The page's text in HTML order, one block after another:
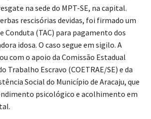
na sede do MPT-SE, na capital.
rescisórias devidas, foi firmado um
Conduta (TAC) para pagamento dos
idosa. O caso segue em sigilo. A
com o apoio da Comissão Estadual
Trabalho Escravo (COETRAE/SE) e da
Social do Município de Aracaju, que
psicológico e acolhimento em